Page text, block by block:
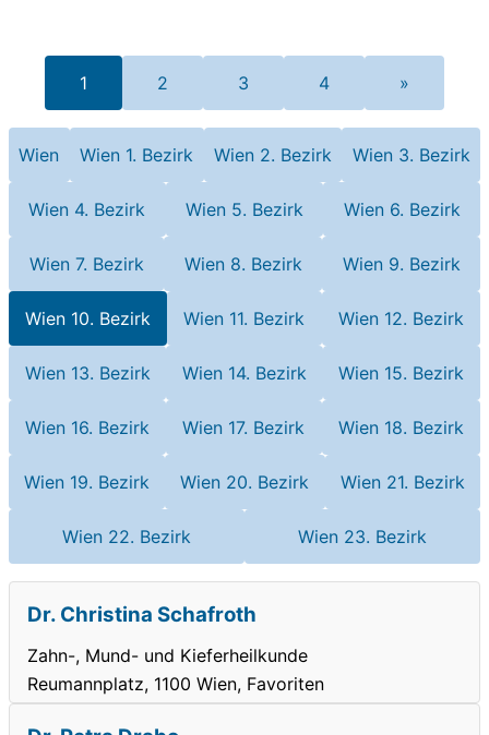
1 2 3 4 »
Wien Wien 1. Bezirk Wien 2. Bezirk Wien 3. Bezirk
Wien 4. Bezirk Wien 5. Bezirk Wien 6. Bezirk
Wien 7. Bezirk Wien 8. Bezirk Wien 9. Bezirk
Wien 10. Bezirk Wien 11. Bezirk Wien 12. Bezirk
Wien 13. Bezirk Wien 14. Bezirk Wien 15. Bezirk
Wien 16. Bezirk Wien 17. Bezirk Wien 18. Bezirk
Wien 19. Bezirk Wien 20. Bezirk Wien 21. Bezirk
Wien 22. Bezirk Wien 23. Bezirk
Dr. Christina Schafroth
Zahn-, Mund- und Kieferheilkunde
Reumannplatz, 1100 Wien, Favoriten